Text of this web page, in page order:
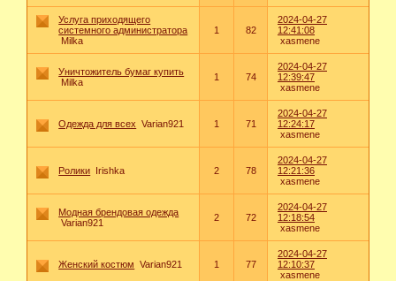
Услуга приходящего
системного администратора
Milka
1 82
2024-04-27
12:41:08
xasmene
Уничтожитель бумаг купить
Milka
1 74
2024-04-27
12:39:47
xasmene
Одежда для всех Varian921 1 71
2024-04-27
12:24:17
xasmene
Ролики Irishka 2 78
2024-04-27
12:21:36
xasmene
Модная брендовая одежда
Varian921
2 72
2024-04-27
12:18:54
xasmene
Женский костюм Varian921 1 77
2024-04-27
12:10:37
xasmene